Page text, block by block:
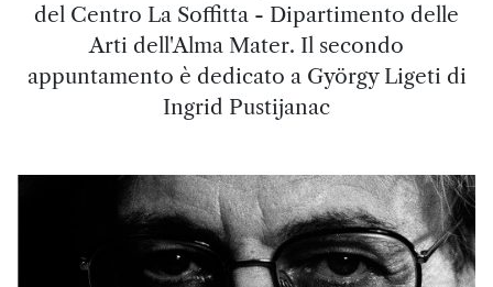
del Centro La Soffitta - Dipartimento delle
Arti dell'Alma Mater. Il secondo
appuntamento è dedicato a György Ligeti di
Ingrid Pustijanac